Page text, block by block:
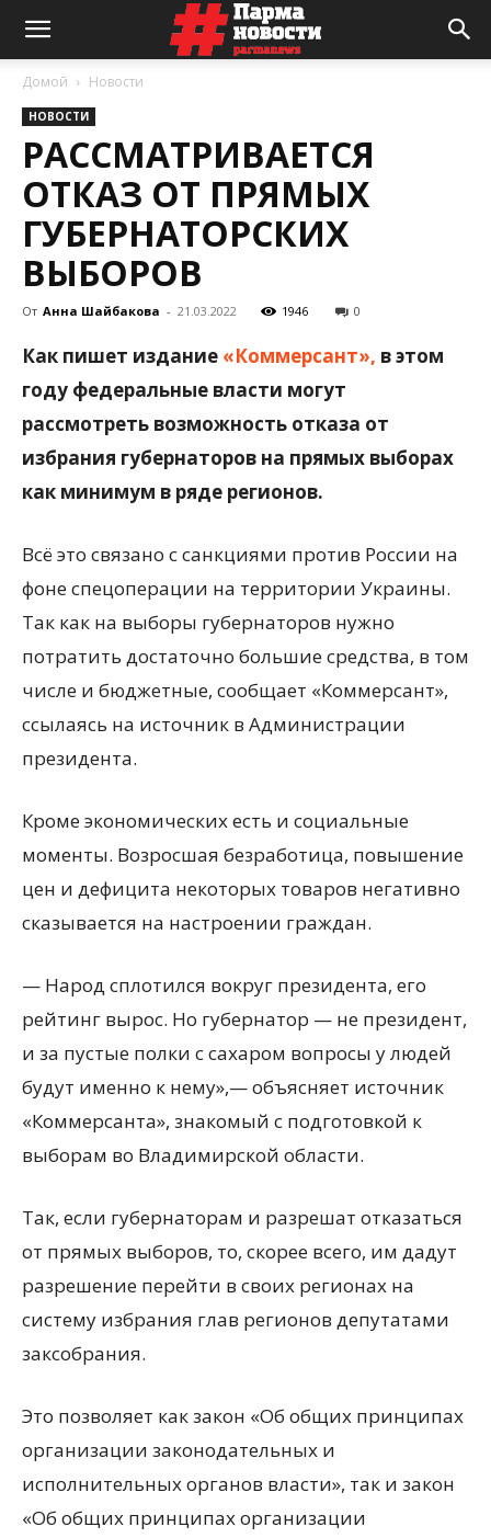
Домой Новости
НОВОСТИ
РАССМАТРИВАЕТСЯ
ОТКАЗ ОТ ПРЯМЫХ
ГУБЕРНАТОРСКИХ
ВЫБОРОВ
От Анна Шайбакова - 21.03.2022 1946 0
Как пишет издание «Коммерсант», в этом
году федеральные власти могут
рассмотреть возможность отказа от
избрания губернаторов на прямых выборах
как минимум в ряде регионов.
Всё это связано с санкциями против России на
фоне спецоперации на территории Украины.
Так как на выборы губернаторов нужно
потратить достаточно большие средства, в том
числе и бюджетные, сообщает «Коммерсант»,
ссылаясь на источник в Администрации
президента.
Кроме экономических есть и социальные
моменты. Возросшая безработица, повышение
цен и дефицита некоторых товаров негативно
сказывается на настроении граждан.
— Народ сплотился вокруг президента, его
рейтинг вырос. Но губернатор — не президент,
и за пустые полки с сахаром вопросы у людей
будут именно к нему»,— объясняет источник
«Коммерсанта», знакомый с подготовкой к
выборам во Владимирской области.
Так, если губернаторам и разрешат отказаться
от прямых выборов, то, скорее всего, им дадут
разрешение перейти в своих регионах на
систему избрания глав регионов депутатами
заксобрания.
Это позволяет как закон «Об общих принципах
организации законодательных и
исполнительных органов власти», так и закон
«Об общих принципах организации